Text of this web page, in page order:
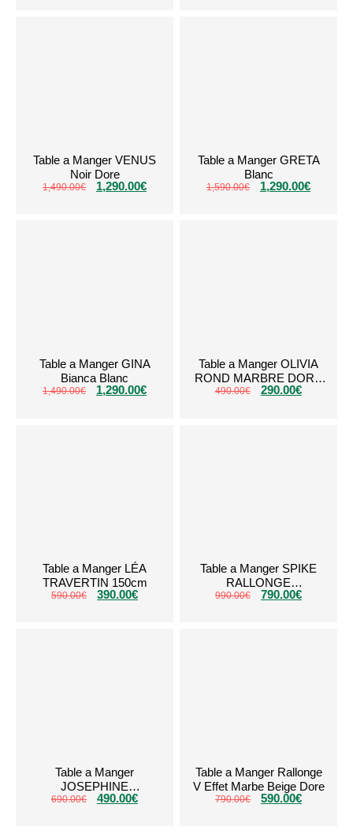
Table a Manger VENUS
Noir Dore
1,490.00€ 1,290.00€
Table a Manger GRETA
Blanc
1,590.00€ 1,290.00€
Table a Manger GINA
Bianca Blanc
1,490.00€ 1,290.00€
Table a Manger OLIVIA
ROND MARBRE DORE
1M
490.00€ 290.00€
Table a Manger LÉA
TRAVERTIN 150cm
590.00€ 390.00€
Table a Manger SPIKE
RALLONGE
CERAMIQUE MARBRE
990.00€ 790.00€
Table a Manger
JOSEPHINE
CERAMIQUE Blanc 180
690.00€ 490.00€
Table a Manger Rallonge
V Effet Marbe Beige Dore
790.00€ 590.00€